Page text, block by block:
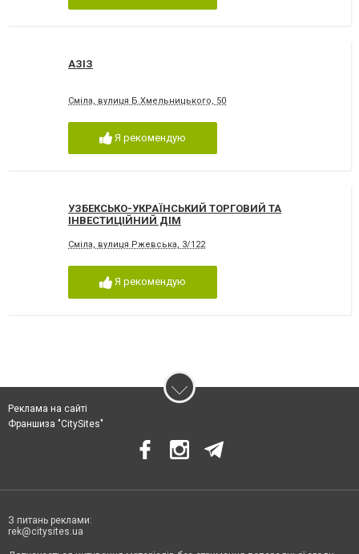
АЗІЗ
Сміла, вулиця Б.Хмельницького, 50
Я рекомендую
УЗБЕКСЬКО-УКРАЇНСЬКИЙ ТОРГОВИЙ ТА
ІНВЕСТИЦІЙНИЙ ДІМ
Сміла, вулиця Ржевська, 3/122
Я рекомендую
Реклама на сайті
Франшиза "CitySites"
З питань реклами:
rek@citysites.ua